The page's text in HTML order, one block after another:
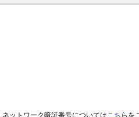
ットワーク暗証番号についてはこちら を